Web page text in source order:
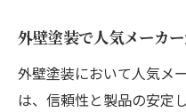
外壁塗装で人気メーカ
外壁塗装において人気メ
は、信頼性と製品の安定